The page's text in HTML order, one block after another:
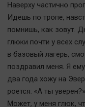
Наверху частично
Идешь по тропе,
помнишь, как зовут.
глюки почти у всех
в базовый лагерь,
поздравил меня. Я
два года хожу на
роется: «А ты
Может, у меня глюк,